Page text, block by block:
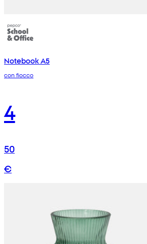
Notebook A5
con fiocco
4
50
€